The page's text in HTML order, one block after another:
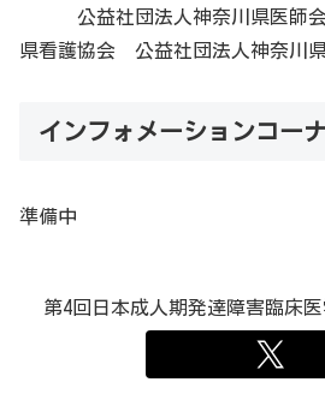
公益社団法人神奈川県医師会
県看護協会 公益社団法人神奈川
インフォメーションコー
準備中
第4回日本成人期発達障害臨床